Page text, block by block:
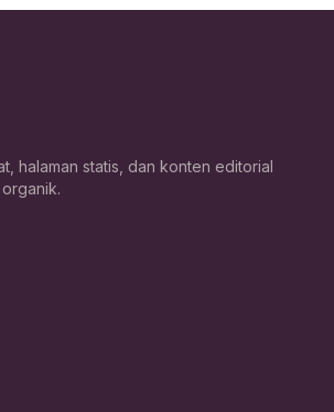
halaman statis, dan konten editorial